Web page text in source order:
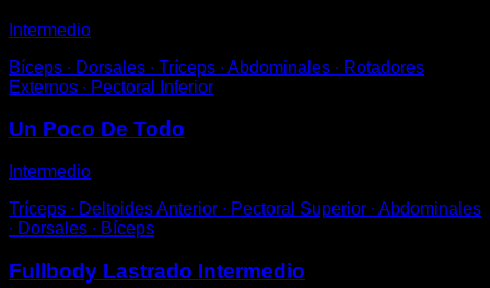
Intermedio
Bíceps ∙ Dorsales ∙ Tríceps ∙ Abdominales ∙ Rotadores
Externos ∙ Pectoral Inferior
Un Poco De Todo
Intermedio
Tríceps ∙ Deltoides Anterior ∙ Pectoral Superior ∙ Abdominales
∙ Dorsales ∙ Bíceps
Fullbody Lastrado Intermedio